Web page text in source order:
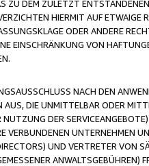
ZU DEM ZULETZT
HIERMIT AUF
ODER ANDERE
EINSCHRÄNKUNG VON
NACH DEN
AUS, DIE UNMITTELBAR ODER
NUTZUNG DER
VERBUNDENEN UNTERNEHMEN
UND VERTRETER VON